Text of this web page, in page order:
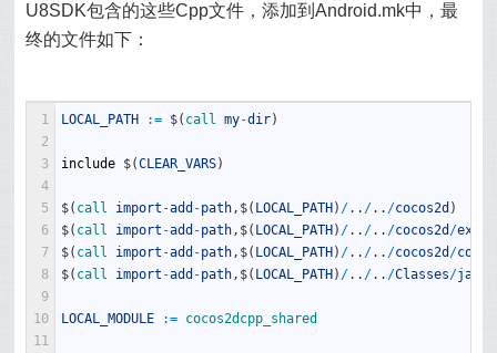
U8SDK包含的这些Cpp文件，添加到Android.mk中，最
终的文件如下：
1
2
3
4
5
6
7
8
9
10
11
LOCAL_PATH := $( call my-dir)
include $(CLEAR_VARS)
$( call import -add -path, $( LOCAL_PATH ) /. . /. . /cocos2d )
$( call import -add -path, $( LOCAL_PATH ) /. . /. . /cocos2d /
$( call import -add -path, $( LOCAL_PATH ) /. . /. . /cocos2d /cocos
$( call import -add -path, $( LOCAL_PATH ) /. . /. . /Classes/
LOCAL_MODULE := cocos2dcpp_shared